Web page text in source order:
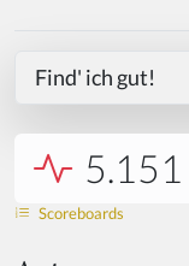
Find' ich gut!
5.151
Scoreboards